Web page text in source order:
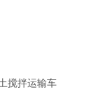
搅拌运输车